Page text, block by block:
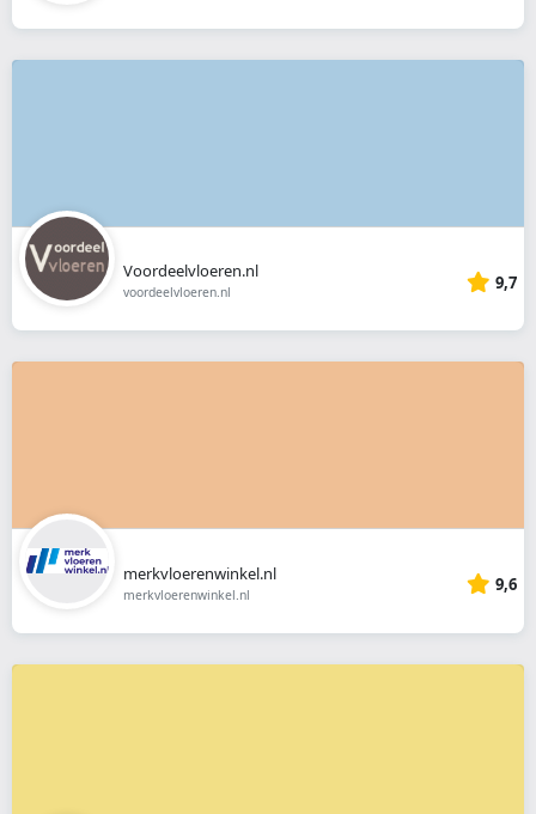
Voordeelvloeren.nl
voordeelvloeren.nl 9,7
merkvloerenwinkel.nl
merkvloerenwinkel.nl 9,6